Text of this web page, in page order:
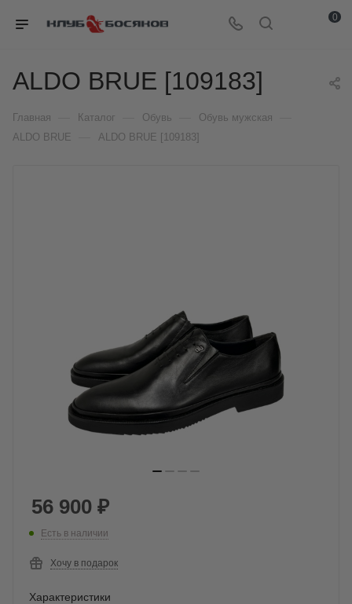
0
ALDO BRUE [109183]
Главная Каталог Обувь Обувь мужская
ALDO BRUE ALDO BRUE [109183]
56 900 ₽
Есть в наличии
Хочу в подарок
Характеристики